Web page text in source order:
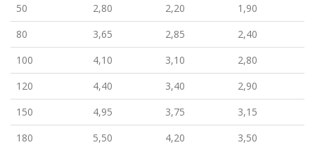
50
2,80 2,20
1,90
80
3,65 2,85
2,40
100
4,10 3,10
2,80
120
4,40 3,40
2,90
150
4,95 3,75
3,15
180
5,50 4,20
3,50